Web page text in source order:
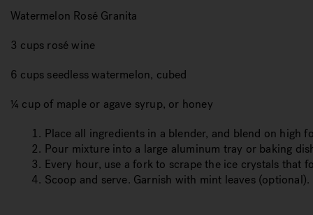
Watermelon Rosé Granita
3 cups rosé wine
6 cups seedless watermelon, cubed
¼ cup of maple or agave syrup, or honey
1. Place all ingredients in a blender, and blend on high
2. Pour mixture into a large aluminum tray or baking
3. Every hour, use a fork to scrape the ice crystals
4. Scoop and serve. Garnish with mint leaves (optional).